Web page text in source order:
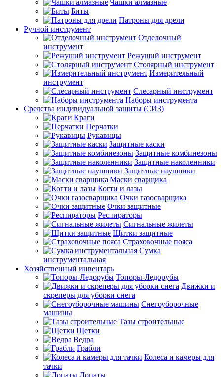
Чашки алмазные
Биты
Патроны для дрели
Ручной инструмент
Отделочный
инструмент
Режущий инструмент
Столярный инструмент
Измерительный
инструмент
Слесарный инструмент
Наборы инструмента
Средства индивидуальной защиты (СИЗ)
Краги
Перчатки
Рукавицы
Защитные каски
Защитные комбинезоны
Защитные наколенники
Защитные наушники
Маски сварщика
Когти и лазы
Очки газосварщика
Очки защитные
Респираторы
Сигнальные жилеты
Щитки защитные
Страховочные пояса
Сумка
инструментальная
Хозяйственный инвентарь
Топоры-Ледорубы
Движки и
скреперы для уборки снега
Снегоуборочные
машины
Тазы строительные
Щетки
Ведра
Грабли
Колеса и камеры для
тачки
Лопаты